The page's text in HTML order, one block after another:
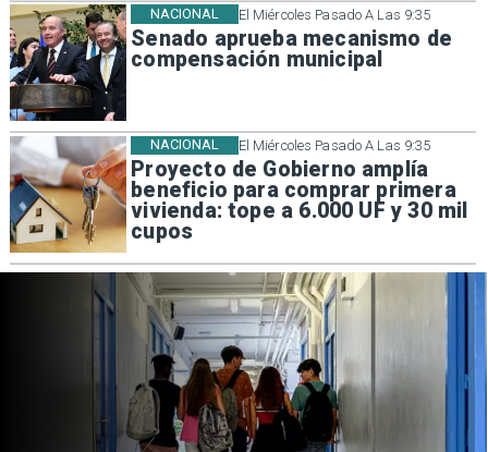
El Miércoles Pasado A Las 9:35
Senado aprueba mecanismo de
compensación municipal
NACIONAL
El Miércoles Pasado A Las 9:35
Proyecto de Gobierno amplía
beneficio para comprar primera
vivienda: tope a 6.000 UF y 30 mil
cupos
NACIONAL